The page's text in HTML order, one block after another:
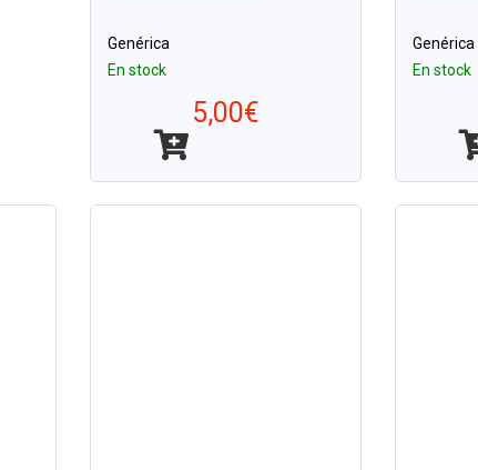
Genérica
En stock
5,00€
Genérica
En stock